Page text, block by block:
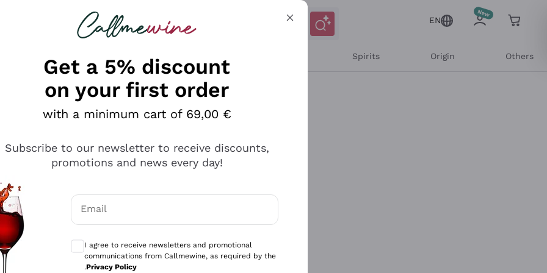
looking for
EN
Spirits Origin Others
Get a 5% discount
on your first order
with a minimum cart of 69,00 €
Subscribe to our newsletter to receive discounts,
promotions and news every day!
Email
I agree to receive newsletters and promotional
communications from Callmewine, as required by the
.Privacy Policy